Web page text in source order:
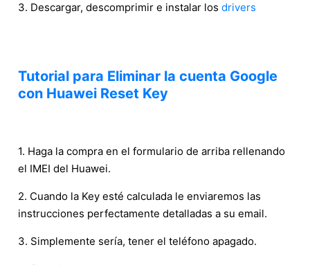
3. Descargar, descomprimir e instalar los drivers
Tutorial para Eliminar la cuenta Google
con Huawei Reset Key
1. Haga la compra en el formulario de arriba rellenando
el IMEI del Huawei.
2. Cuando la Key esté calculada le enviaremos las
instrucciones perfectamente detalladas a su email.
3. Simplemente sería, tener el teléfono apagado.